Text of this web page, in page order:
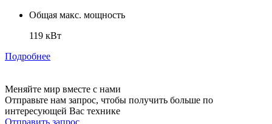
Общая макс. мощность
119 кВт
Подробнее
Меняйте мир вместе с нами
Отправьте нам запрос, чтобы получить больше по
интересующей Вас технике
Отправить запрос